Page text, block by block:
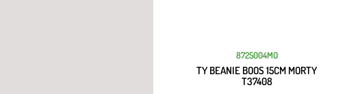
8725004MO
TY BEANIE BOOS 15CM MORTY
T37408